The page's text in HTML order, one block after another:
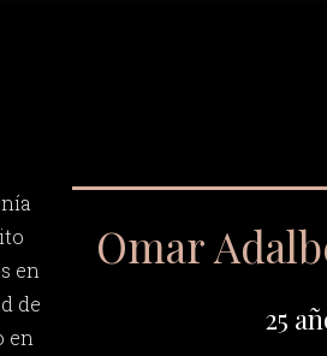
en
de
en
Omar
25